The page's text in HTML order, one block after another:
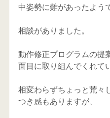
中姿勢に難があったよう
相談がありました。
動作修正プログラムの提
面目に取り組んでくれて
相変わらずちょっと荒々
つき感もありますが、